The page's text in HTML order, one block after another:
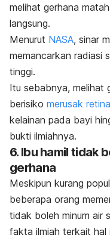
melihat gerhana
langsung.
Menurut NASA, sinar
memancarkan radiasi
tinggi.
Itu sebabnya, melihat
berisiko merusak
kelainan pada bayi
bukti ilmiahnya.
6. Ibu hamil tidak
gerhana
Meskipun kurang
beberapa orang
tidak boleh minum air
fakta ilmiah terkait hal